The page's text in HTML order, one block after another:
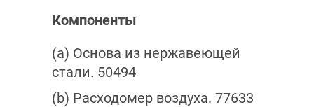
Компоненты
(а) Основа из нержавеющей
стали. 50494
(b) Расходомер воздуха. 77633